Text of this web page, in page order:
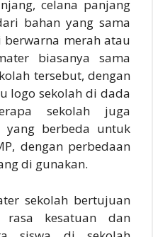
celana panjang
bahan yang sama
berwarna merah atau
biasanya sama
tersebut, dengan
logo sekolah di dada
sekolah juga
berbeda untuk
dengan perbedaan
di gunakan.
sekolah bertujuan
rasa kesatuan dan